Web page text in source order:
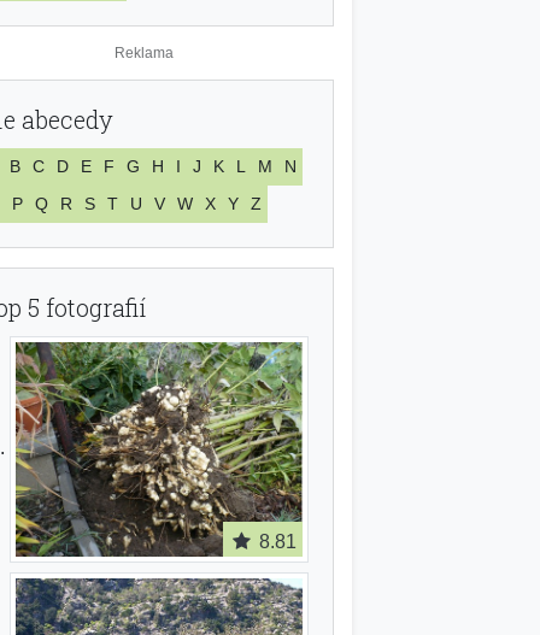
abecedy
B C D E F G H I J K L M
N
P
Q R S T U V W X Y Z
5 fotografií
8.81